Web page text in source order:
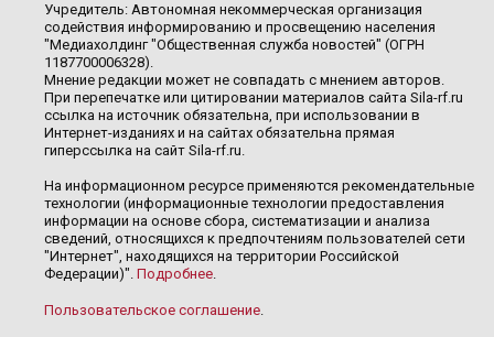
Учредитель: Автономная некоммерческая организация
содействия информированию и просвещению населения
"Медиахолдинг "Общественная служба новостей" (ОГРН
1187700006328).
Мнение редакции может не совпадать с мнением авторов.
При перепечатке или цитировании материалов сайта Sila-rf.ru
ссылка на источник обязательна, при использовании в
Интернет-изданиях и на сайтах обязательна прямая
гиперссылка на сайт Sila-rf.ru.
На информационном ресурсе применяются рекомендательные
технологии (информационные технологии предоставления
информации на основе сбора, систематизации и анализа
сведений, относящихся к предпочтениям пользователей сети
"Интернет", находящихся на территории Российской
Федерации)". Подробнее.
Пользовательское соглашение.